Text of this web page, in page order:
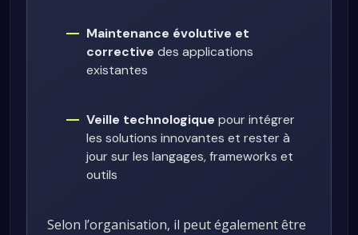
Maintenance évolutive et
corrective des applications
existantes
Veille technologique pour intégrer
les solutions innovantes et rester à
jour sur les langages, frameworks et
outils
Selon l’organisation, il peut également être